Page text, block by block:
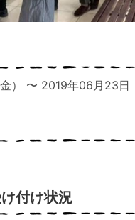
） 〜 2019年06月23日
付け状況